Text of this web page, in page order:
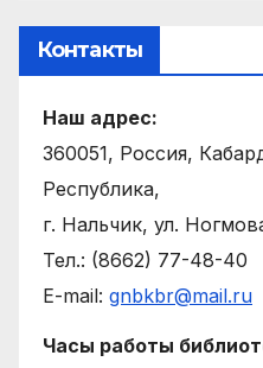
Контакты
Наш адрес:
360051, Россия,
Республика,
г. Нальчик, ул.
Тел.: (8662) 77-48-40
E-mail: gnbkbr@mail.ru
Часы работы